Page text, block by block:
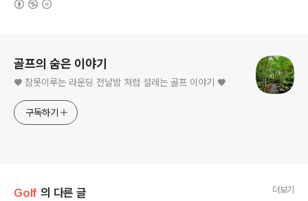
골프의 숨은 이야기
♥ 잠못이루는 라운딩 전날밤 처럼 설레는 골프 이야기 ♥
구독하기
Golf 의 다른 글 더보기